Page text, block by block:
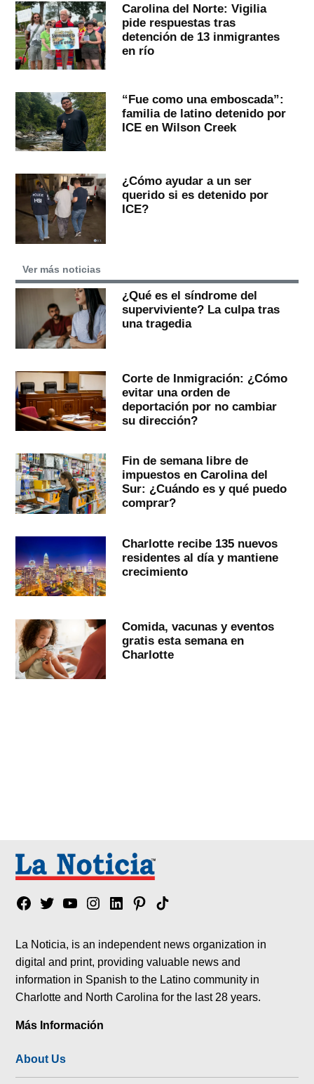
Carolina del Norte: Vigilia
pide respuestas tras
detención de 13 inmigrantes
en río
“Fue como una emboscada”:
familia de latino detenido por
ICE en Wilson Creek
¿Cómo ayudar a un ser
querido si es detenido por
ICE?
Ver más noticias
¿Qué es el síndrome del
superviviente? La culpa tras
una tragedia
Corte de Inmigración: ¿Cómo
evitar una orden de
deportación por no cambiar
su dirección?
Fin de semana libre de
impuestos en Carolina del
Sur: ¿Cuándo es y qué puedo
comprar?
Charlotte recibe 135 nuevos
residentes al día y mantiene
crecimiento
Comida, vacunas y eventos
gratis esta semana en
Charlotte
Facebook
TwitterYouTubeInstagram
LinkedinPinterest
Tik
La Noticia, is an independent news organization in
digital and print, providing valuable news and
information in Spanish to the Latino community in
Charlotte and North Carolina for the last 28 years.
Más Información
About Us